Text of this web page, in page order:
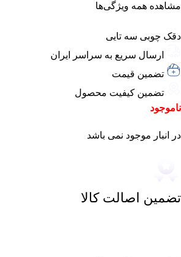
مشاهده همه ویژگی‌ها
دقک چوبی سه تایی
ارسال سریع به سراسر ایران
تضمین قیمت
تضمین کیفیت محصول
ناموجود
در انبار موجود نمی باشد
تضمین اصالت کالا